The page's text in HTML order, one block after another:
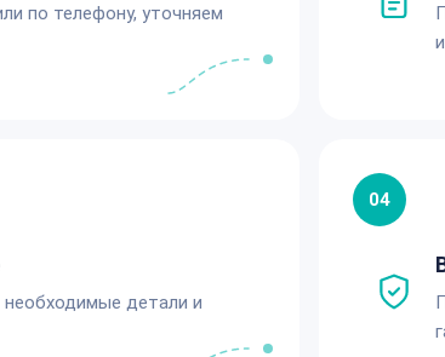
по телефону, уточняем
детали и
04